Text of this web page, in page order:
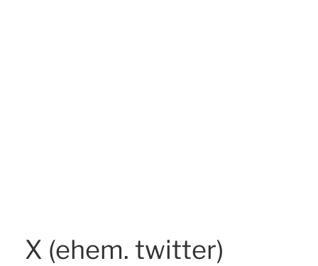
X (ehem. twitter)